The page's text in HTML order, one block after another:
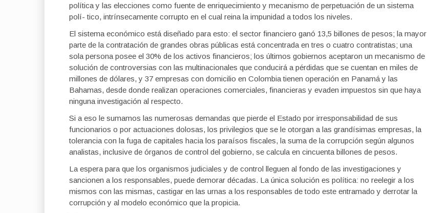
política y las elecciones como fuente de enriquecimiento y mecanismo de perpetuación de un sistema
polí- tico, intrínsecamente corrupto en el cual reina la impunidad a todos los niveles.
El sistema económico está diseñado para esto: el sector financiero ganó 13,5 billones de pesos; la mayor
parte de la contratación de grandes obras públicas está concentrada en tres o cuatro contratistas; una
sola persona posee el 30% de los activos financieros; los últimos gobiernos aceptaron un mecanismo de
solución de controversias con las multinacionales que conducirá a pérdidas que se cuentan en miles de
millones de dólares, y 37 empresas con domicilio en Colombia tienen operación en Panamá y las
Bahamas, desde donde realizan operaciones comerciales, financieras y evaden impuestos sin que haya
ninguna investigación al respecto.
Si a eso le sumamos las numerosas demandas que pierde el Estado por irresponsabilidad de sus
funcionarios o por actuaciones dolosas, los privilegios que se le otorgan a las grandísimas empresas, la
tolerancia con la fuga de capitales hacia los paraísos fiscales, la suma de la corrupción según algunos
analistas, inclusive de órganos de control del gobierno, se calcula en cincuenta billones de pesos.
La espera para que los organismos judiciales y de control lleguen al fondo de las investigaciones y
sancionen a los responsables, puede demorar décadas. La única solución es política: no reelegir a los
mismos con las mismas, castigar en las urnas a los responsables de todo este entramado y derrotar la
corrupción y al modelo económico que la propicia.